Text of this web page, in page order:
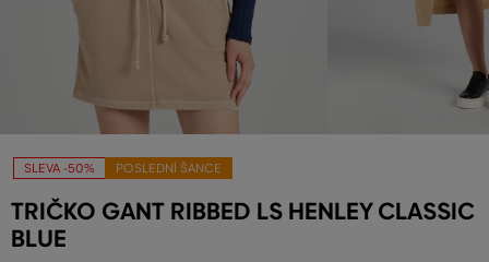
SLEVA -50% POSLEDNÍ ŠANCE
TRIČKO GANT RIBBED LS HENLEY CLASSIC
BLUE